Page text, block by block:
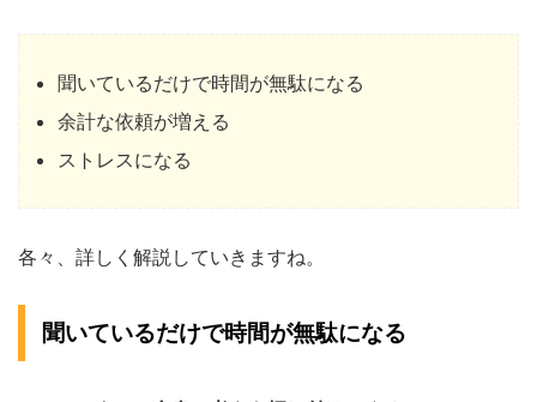
聞いているだけで時間が無駄になる
余計な依頼が増える
ストレスになる
各々、詳しく解説していきますね。
聞いているだけで時間が無駄になる